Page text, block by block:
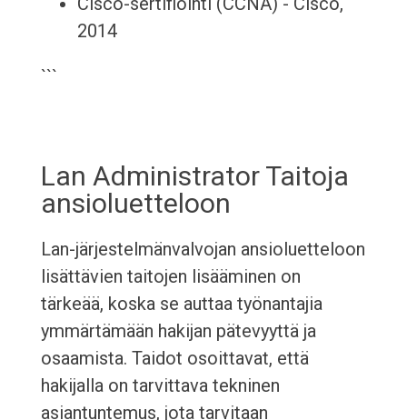
2014
```
Lan Administrator Taitoja
ansioluetteloon
Lan-järjestelmänvalvojan ansioluetteloon
lisättävien taitojen lisääminen on
tärkeää, koska se auttaa työnantajia
ymmärtämään hakijan pätevyyttä ja
osaamista. Taidot osoittavat, että
hakijalla on tarvittava tekninen
asiantuntemus, jota tarvitaan